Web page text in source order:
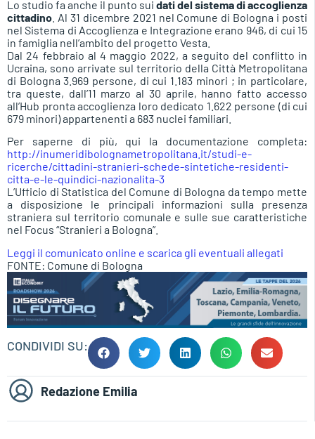
Lo studio fa anche il punto sui dati del sistema di accoglienza
cittadino . Al 31 dicembre 2021 nel Comune di Bologna i posti
nel Sistema di Accoglienza e Integrazione erano 946, di cui 15
in famiglia nell’ambito del progetto Vesta.
Dal 24 febbraio al 4 maggio 2022, a seguito del conflitto in
Ucraina, sono arrivate sul territorio della Città Metropolitana
di Bologna 3.969 persone, di cui 1.183 minori ; in particolare,
tra queste, dall’11 marzo al 30 aprile, hanno fatto accesso
all’Hub pronta accoglienza loro dedicato 1.622 persone (di cui
679 minori) appartenenti a 683 nuclei familiari.
Per saperne di più, qui la documentazione completa:
http://inumeridibolognametropolitana.it/studi-e-
ricerche/cittadini-stranieri-schede-sintetiche-residenti-
citta-e-le-quindici-nazionalita-3
L’Ufficio di Statistica del Comune di Bologna da tempo mette
a disposizione le principali informazioni sulla presenza
straniera sul territorio comunale e sulle sue caratteristiche
nel Focus “Stranieri a Bologna”.
Leggi il comunicato online e scarica gli eventuali allegati
FONTE: Comune di Bologna
CONDIVIDI SU:
Redazione Emilia